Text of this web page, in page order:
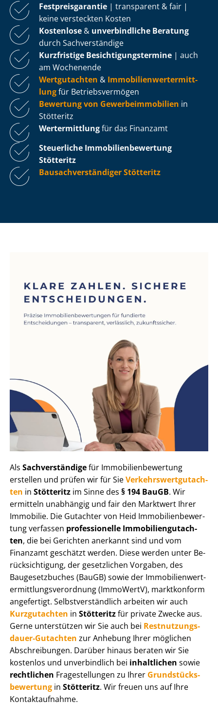
Fest­preis­ga­ran­tie | transparent & fair |
keine versteckten Kosten
Kostenlose & unverbindliche Beratung
durch Sachverständige
Kurzfristige Be­sich­ti­gungs­ter­mi­ne | auch
am Wochenende
Wertgutachten & Im­mo­bi­li­en­wert­ermitt­
lungfür Be­triebs­ver­mö­gen
Bewertung von Ge­wer­be­im­mo­bi­li­en in
Stötteritz
Wertermittlungfür das Finanzamt
Steuerliche Im­mo­bi­li­en­be­wer­tung
Stötteritz
Bau­sach­ver­stän­di­ger Stötteritz
Als Sachverständigefür Im­mo­bi­li­en­be­wer­tung
erstellen und prüfen wir für SieVer­kehrs­wert­gut­ach­
ten in Stötteritz im Sinne des § 194 BauGB. Wir
ermitteln unabhängig und fair den Marktwert Ihrer
Immobilie. Die Gutachter von Heid Im­mo­bi­li­en­be­wer­
tung verfassen professionelle Im­mo­bi­li­en­gut­ach­
ten, die bei Gerichten anerkannt sind und vom
Finanzamt geschätzt werden. Diese werden unter Be­
rück­sich­ti­gung, der gesetzlichen Vorgaben, des
Baugesetzbuches (BauGB) sowie der Im­mo­bi­li­en­wert­
ermitt­lungs­ver­ord­nung (ImmoWertV), marktkonform
angefertigt. Selbst­ver­ständ­lich arbeiten wir auch
Kurzgutachten in Stötteritzfür private Zwecke aus.
Gerne unterstützen wir Sie auch bei Rest­nut­zungs­
dau­er-Gutachten zur Anhebung Ihrer möglichen
Abschreibungen. Darüber hinaus beraten wir Sie
kostenlos und unverbindlich bei inhaltlichen sowie
rechtlichen Fragestellungen zu Ihrer Grund­stücks­
be­wer­tung in Stötteritz. Wir freuen uns auf Ihre
Kontaktaufnahme.